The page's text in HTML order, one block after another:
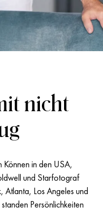
nicht
in den USA,
und Starfotograf
Atlanta, Los Angeles und
Persönlichkeiten